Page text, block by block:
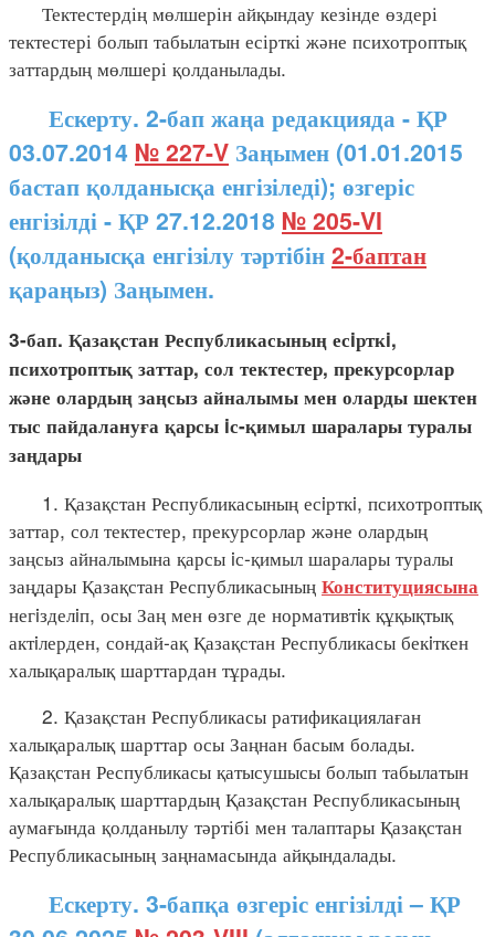
Тектестердің мөлшерін айқындау кезінде өздері
тектестері болып табылатын есірткі және психотроптық
заттардың мөлшері қолданылады.
Ескерту. 2-бап жаңа редакцияда - ҚР
03.07.2014 № 227-V Заңымен (01.01.2015
бастап қолданысқа енгізіледі); өзгеріс
енгізілді - ҚР 27.12.2018 № 205-VI
(қолданысқа енгізілу тәртібін2-баптан
қараңыз) Заңымен.
3-бап. Қазақстан Республикасының есiрткi,
психотроптық заттар, сол тектестер, прекурсорлар
және олардың заңсыз айналымы мен оларды шектен
тыс пайдалануға қарсы iс-қимыл шаралары туралы
заңдары
1. Қазақстан Республикасының есiрткi, психотроптық
заттар, сол тектестер, прекурсорлар және олардың
заңсыз айналымына қарсы iс-қимыл шаралары туралы
заңдары Қазақстан Республикасының Конституциясына
негiзделiп, осы Заң мен өзге де нормативтiк құқықтық
актiлерден, сондай-ақ Қазақстан Республикасы бекiткен
халықаралық шарттардан тұрады.
2. Қазақстан Республикасы ратификациялаған
халықаралық шарттар осы Заңнан басым болады.
Қазақстан Республикасы қатысушысы болып табылатын
халықаралық шарттардың Қазақстан Республикасының
аумағында қолданылу тәртібі мен талаптары Қазақстан
Республикасының заңнамасында айқындалады.
Ескерту. 3-бапқа өзгеріс енгізілді – ҚР